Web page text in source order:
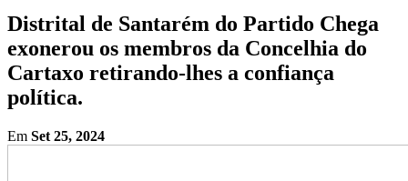
Distrital de Santarém do Partido Chega
exonerou os membros da Concelhia do
Cartaxo retirando-lhes a confiança
política.
Em Set 25, 2024